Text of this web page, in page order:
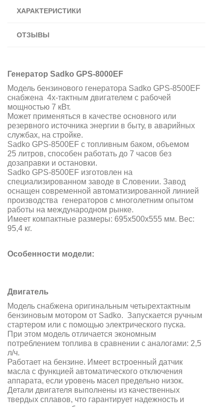
ХАРАКТЕРИСТИКИ
ОТЗЫВЫ
Генератор Sadko GPS-8000EF
Модель бензинового генератора Sadko GPS-8500EF
снабжена 4х-тактным двигателем с рабочей
мощностью 7 кВт.
Может применяться в качестве основного или
резервного источника энергии в быту, в аварийных
службах, на стройке.
Sadko GPS-8500EF с топливным баком, объемом
25 литров, способен работать до 7 часов без
дозаправки и остановки.
Sadko GPS-8500EF изготовлен на
специализированном заводе в Словении. Завод
оснащен современной автоматизированной линией
производства генераторов с многолетним опытом
работы на международном рынке.
Имеет компактные размеры: 695x500x555 мм. Вес:
95,4 кг.
Особенности модели:
Двигатель
Модель снабжена оригинальным четырехтактным
бензиновым мотором от Sadko. Запускается ручным
стартером или с помощью электрического пуска.
При этом модель отличается экономным
потреблением топлива в сравнении с аналогами: 2,5
л/ч.
Работает на бензине. Имеет встроенный датчик
масла с функцией автоматического отключения
аппарата, если уровень масел предельно низок.
Детали двигателя выполнены из качественных
твердых сплавов, что гарантирует надежность и